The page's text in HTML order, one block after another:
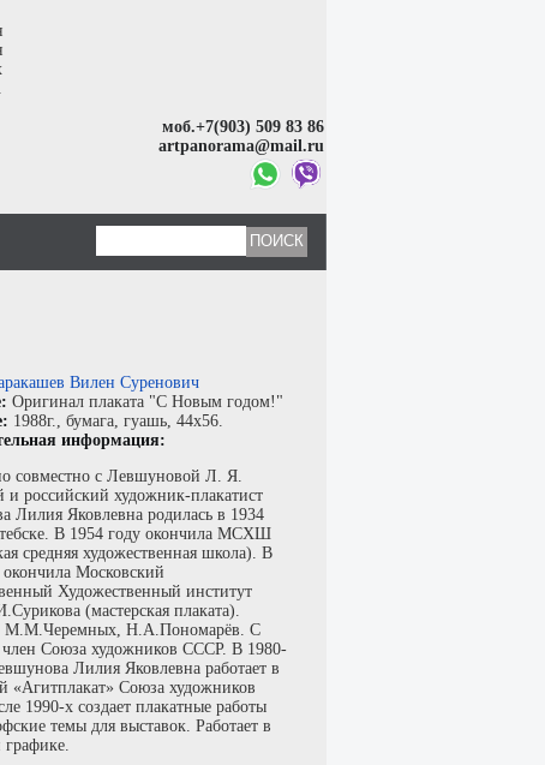
моб.+7(903) 509 83 86
artpanorama@mail.ru
Вилен Суренович
Оригинал плаката "С Новым годом!"
1988г., бумага, гуашь, 44x56.
информация:
совместно с Левшуновой Л. Я.
и российский художник-плакатист
Лилия Яковлевна родилась в 1934
В 1954 году окончила МСХШ
средняя художественная школа). В
окончила Московский
Художественный институт
(мастерская плаката).
М.М.Черемных, Н.А.Пономарёв. С
член Союза художников СССР. В 1980-
Лилия Яковлевна работает в
«Агитплакат» Союза художников
1990-х создает плакатные работы
темы для выставок. Работает в
графике.